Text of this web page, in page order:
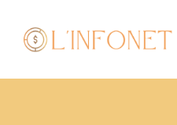
contenu